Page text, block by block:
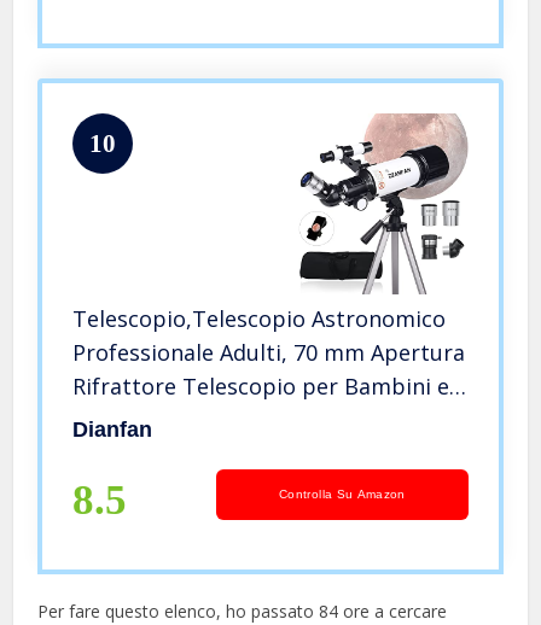
10
Telescopio,Telescopio Astronomico
Professionale Adulti, 70 mm Apertura
Rifrattore Telescopio per Bambini e
Principianti con Adattatore per
Dianfan
8.5 Controlla Su Amazon
Per fare questo elenco, ho passato 84 ore a cercare